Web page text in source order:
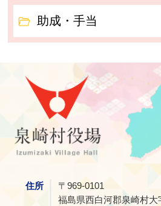
助成・手当
泉
住所
〒969-0101
福島県西白河郡泉崎村